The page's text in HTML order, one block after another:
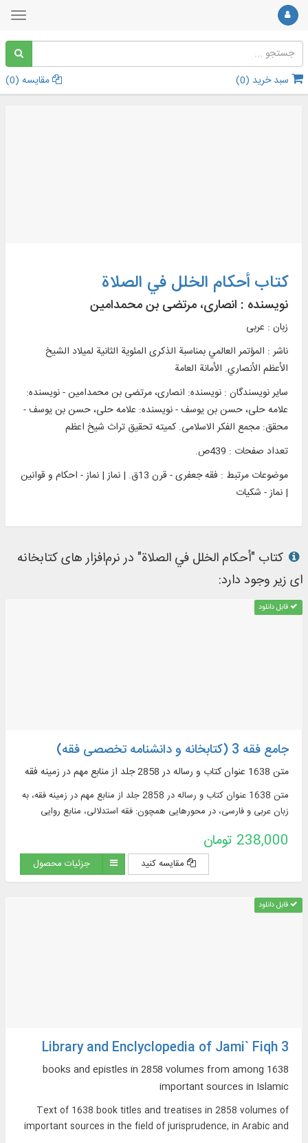
سبد خرید (0
) مقایسه (0
)
کتاب أحکام الخلل في الصلاة
نویسنده : انصاری، مرتضی بن محمدامین
زبان : عربی
ناشر : المؤتمر العالمي بمناسبة الذکری المئوية الثانية لميلاد الشيخ
الأعظم الأنصاري. الأمانة العامة
سایر نویسندگان : نویسنده: انصاری، مرتضی بن محمدامین - نویسنده:
علامه حلی، حسن بن یوسف - نویسنده: علامه حلی، حسن بن یوسف -
محقق: مجمع الفکر الاسلامی. کمیته تحقیق تراث شیخ اعظم
تعداد صفحات : 439ص.
موضوعات مرتبط :
فقه جعفری - قرن 13ق. | نماز | نماز - احکام و قوانین
| نماز - شکیات
کتاب "أحکام الخلل في الصلاة" در نرم‌افزار های کتابخانه
ای زیر وجود دارد:
قابل دانلود
جامع فقه 3 (کتابخانه و دانشنامه تخصصی فقه)
متن 1638 عنوان کتاب و رساله در 2858 جلد از منابع مهم در زمينه فقه
متن 1638 عنوان کتاب و رساله در 2858 جلد از منابع مهم در زمينه فقه، به
زبان عربی و فارسی، در محورهایی همچون: فقه استدلالی، منابع روایی
مستحدثه، فقه مقارن ...
238,000 تومان
مقایسه کنید جزئیات محصول
قابل دانلود
Library and Enclyclopedia of Jami` Fiqh 3
1638 books and epistles in 2858 volumes from among
important sources in Islamic
Text of 1638 book titles and treatises in 2858 volumes of
important sources in the field of jurisprudence, in Arabic and